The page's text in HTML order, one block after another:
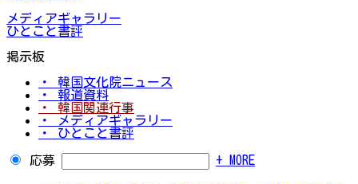
メディアギャラリー
ひとこと書評
掲示板
・ 韓国文化院ニュース
・ 報道資料
・ 韓国関連行事
・ メディアギャラリー
・ ひとこと書評
応募 + MORE